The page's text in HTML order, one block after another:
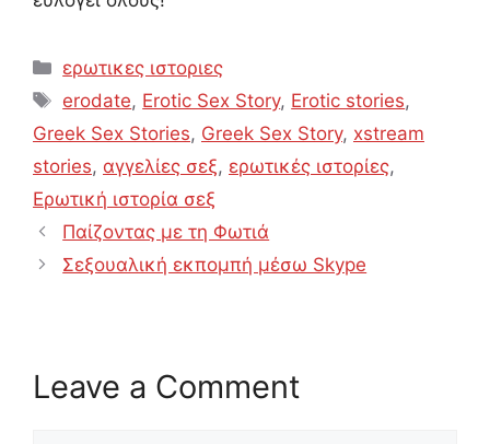
Categories
ερωτικες ιστοριες
Tags
erodate, Erotic Sex Story, Erotic stories,
Greek Sex Stories, Greek Sex Story, xstream
stories, αγγελίες σεξ, ερωτικές ιστορίες,
Ερωτική ιστορία σεξ
Παίζοντας με τη Φωτιά
Σεξουαλική εκπομπή μέσω Skype
Leave a Comment